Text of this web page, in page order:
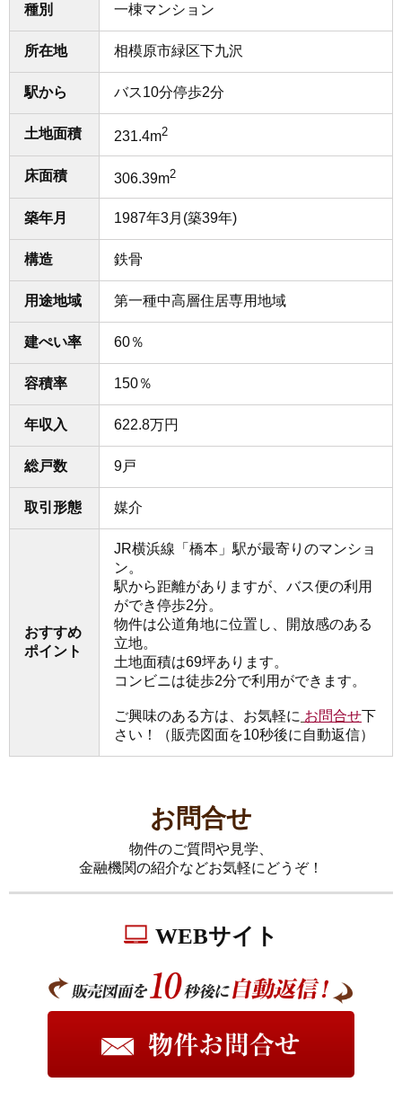
種別 一棟マンション
所在地 相模原市緑区下九沢
駅から バス10分停歩2分
土地面積 231.4m2
床面積 306.39m2
築年月 1987年3月(築39年)
構造 鉄骨
用途地域 第一種中高層住居専用地域
建ぺい率 60％
容積率 150％
年収入 622.8万円
総戸数 9戸
取引形態 媒介
おすすめ
ポイント
JR横浜線「橋本」駅が最寄りのマンショ
ン。
駅から距離がありますが、バス便の利用
ができ停歩2分。
物件は公道角地に位置し、開放感のある
立地。
土地面積は69坪あります。
コンビニは徒歩2分で利用ができます。
ご興味のある方は、お気軽に お問合せ下
さい！（販売図面を10秒後に自動返信）
お問合せ
物件のご質問や見学、
金融機関の紹介などお気軽にどうぞ！
WEBサイト